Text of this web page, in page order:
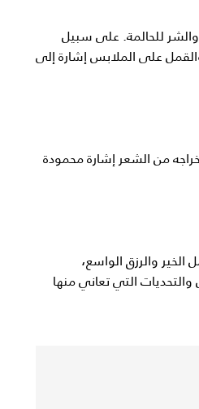
والشر للحالمة. على سبيل
على الملابس إشارة إلى
من الشعر إشارة محمودة
والرزق الواسع،
التي تعاني منها